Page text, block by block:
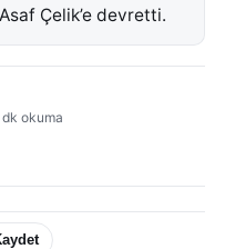
Çelik’e devretti.
dk okuma